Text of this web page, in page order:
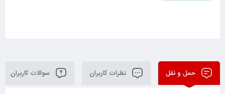
حمل و نقل نظرات کاربران سوالات کاربران